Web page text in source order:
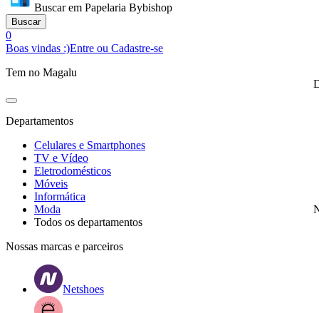
Buscar em Papelaria Bybishop
Buscar
0
Boas vindas :)Entre ou Cadastre-se
Tem no Magalu
Departamentos
Celulares e Smartphones
TV e Vídeo
Eletrodomésticos
Móveis
Informática
Moda
Todos os departamentos
Nossas marcas e parceiros
Netshoes